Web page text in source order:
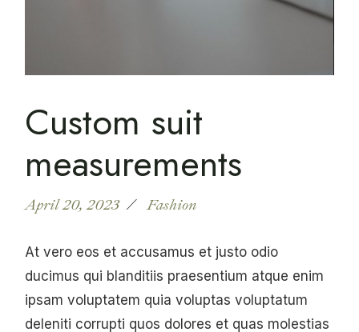
Custom suit
measurements
April 20, 2023 Fashion
At vero eos et accusamus et justo odio
ducimus qui blanditiis praesentium atque enim
ipsam voluptatem quia voluptas voluptatum
deleniti corrupti quos dolores et quas molestias